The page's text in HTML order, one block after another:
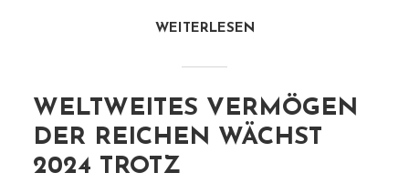
WEITERLESEN
WELTWEITES VERMÖGEN
DER REICHEN WÄCHST
2024 TROTZ